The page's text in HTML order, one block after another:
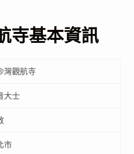
寺基本資訊
灣觀航寺
大士
市